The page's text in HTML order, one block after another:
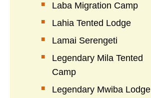
Laba Migration Camp
Lahia Tented Lodge
Lamai Serengeti
Legendary Mila Tented
Camp
Legendary Mwiba Lodge